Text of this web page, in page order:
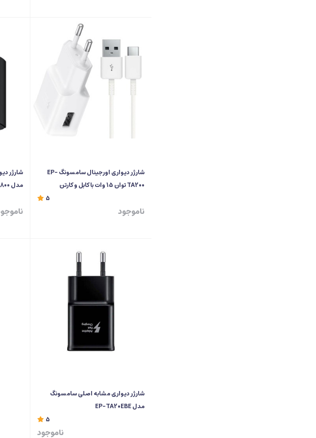
شارژر دیواری اورجینال سامسونگ EP-
TA200 توان 15 وات با کابل و کارتن
5
ناموجود
شارژر
مدل EP-TA800 توان 25 وات
شارژر دیواری مشابه اصلی سامسونگ
مدل EP-TA20EBE
5
ناموجود